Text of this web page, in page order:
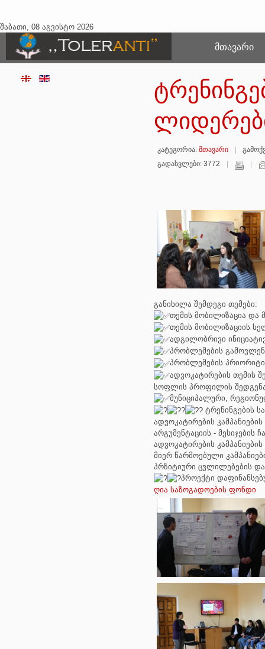
შაბათი, 08 აგვისტო 2026
ᲛᲗᲐᲕᲐᲠᲘ
კატეგორია: მთავარი
გადასვლები: 3772
განიხილა შემდეგი თემები:
თემის მობილიზაცია და
თემის მობილიზაციის
ადგილობრივი
პრობლემების
პრობლემების
ადვოკატირების თემის
სოფლის პროფილის
მუნიციპალური,
ტრენინგების
ადვოკატირების
არგუმენტაციის - მესიჯების
ადვოკატირების
მიერ წარმოებული
პრზიტიური ცვლილებების
პროექტი
ღია საზოგადოების ფონდი